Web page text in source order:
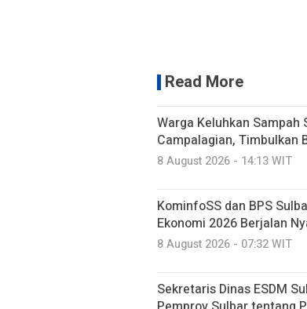
Read More
Warga Keluhkan Sampah
Campalagian, Timbulkan
8 August 2026 - 14:13 WIT
KominfoSS dan BPS
Ekonomi 2026 Berjalan
8 August 2026 - 07:32 WIT
Sekretaris Dinas ESDM